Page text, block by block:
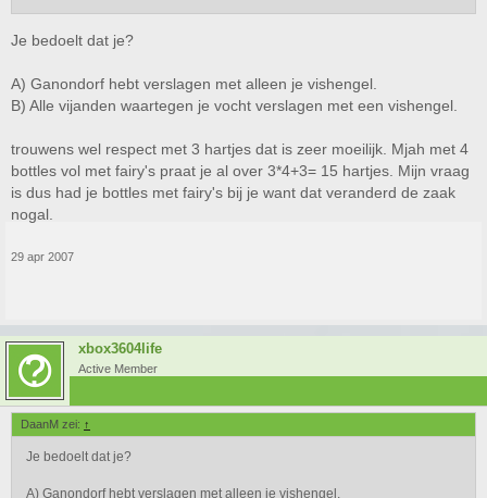
Je bedoelt dat je?
A) Ganondorf hebt verslagen met alleen je vishengel.
B) Alle vijanden waartegen je vocht verslagen met een vishengel.
trouwens wel respect met 3 hartjes dat is zeer moeilijk. Mjah met 4
bottles vol met fairy's praat je al over 3*4+3= 15 hartjes. Mijn vraag
is dus had je bottles met fairy's bij je want dat veranderd de zaak
nogal.
29 apr 2007
xbox3604life
Active Member
DaanM zei: ↑
Je bedoelt dat je?
A) Ganondorf hebt verslagen met alleen je vishengel.